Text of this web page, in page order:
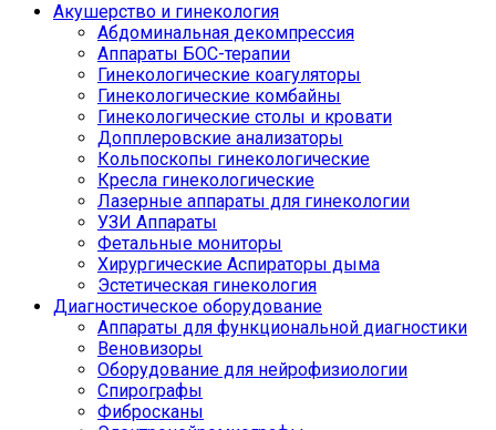
Акушерство и гинекология
Абдоминальная декомпрессия
Аппараты БОС-терапии
Гинекологические коагуляторы
Гинекологические комбайны
Гинекологические столы и кровати
Допплеровские анализаторы
Кольпоскопы гинекологические
Кресла гинекологические
Лазерные аппараты для гинекологии
УЗИ Аппараты
Фетальные мониторы
Хирургические Аспираторы дыма
Эстетическая гинекология
Диагностическое оборудование
Аппараты для функциональной диагностики
Веновизоры
Оборудование для нейрофизиологии
Спирографы
Фибросканы